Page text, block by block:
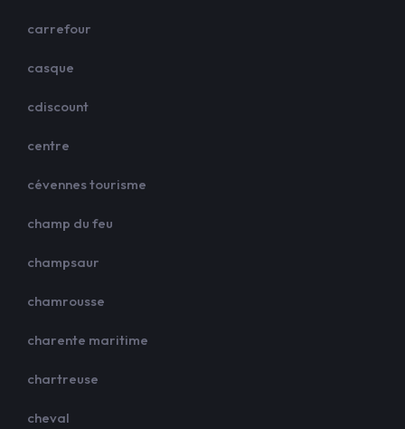
carrefour
casque
cdiscount
centre
cévennes tourisme
champ du feu
champsaur
chamrousse
charente maritime
chartreuse
cheval